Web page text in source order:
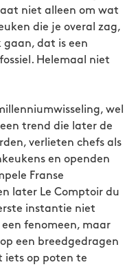
niet alleen om wat
die je overal zag,
gaan, dat is een
Helemaal niet
wel
trend die later de
verlieten chefs als
en openden
Franse
later Le Comptoir du
instantie niet
fenomeen, maar
een breedgedragen
iets op poten te